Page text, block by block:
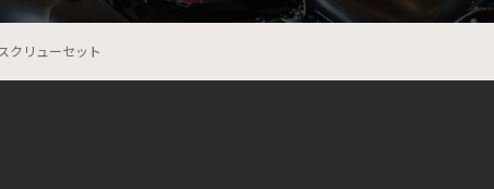
クリューセット